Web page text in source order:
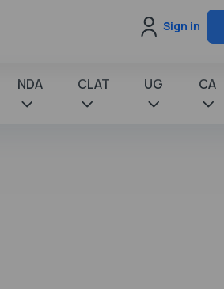
Sign in
NDA CLAT UG CA